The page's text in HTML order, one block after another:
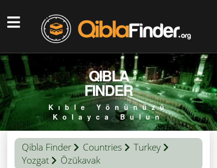
QIBLA
FINDER
Kıble Yönünüzü
Kolayca Bulun
Qibla Finder Countries
Turkey
Yozgat
Özükavak